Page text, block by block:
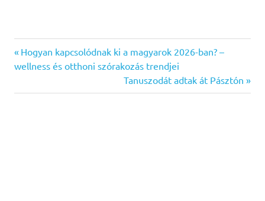
Bejegyzés
Previous
Post:
Hogyan kapcsolódnak ki a magyarok 2026-ban? –
wellness és otthoni szórakozás trendjei
Next
Post:
Tanuszodát adtak át Pásztón